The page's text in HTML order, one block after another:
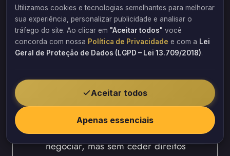
Diálogo: Mantenha a comunicação
aberta e respeitosa
Proposta: Avalie as soluções
oferecidas pela construtora
Acordo: Busque uma resolução que
atenda seus interesses
conversas e acordos
Flexibilidade: Esteja disposto a
negociar, mas sem ceder direitos
Utilizamos cookies e tecnologias semelhantes para melhorar
sua experiência, personalizar publicidade e analisar o
tráfego do site. Ao clicar em "Aceitar todos" você
concorda com nossa Política de Privacidade e com a Lei
Geral de Proteção de Dados (LGPD – Lei 13.709/2018).
Aceitar todos
Apenas essenciais